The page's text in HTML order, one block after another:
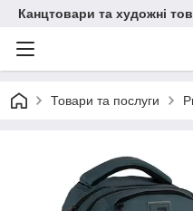
Канцтовари та художні
Товари та послуги